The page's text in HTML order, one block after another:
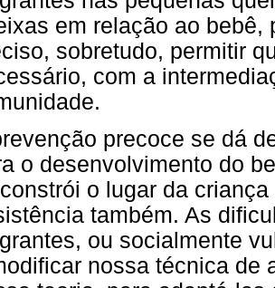
em relação ao
sobretudo, permitir
com a
precoce se dá
o desenvolvimento do
o lugar da
também. As
ou socialmente
nossa técnica de